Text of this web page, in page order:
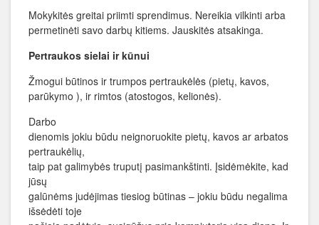
Mokykitės greitai priimti sprendimus. Nereikia vilkinti arba
permetinėti savo darbų kitiems. Jauskitės atsakinga.
Pertraukos sielai ir kūnui
Žmogui būtinos ir trumpos pertraukėlės (pietų, kavos,
parūkymo ), ir rimtos (atostogos, kelionės).
Darbo
dienomis jokiu būdu neignoruokite pietų, kavos ar arbatos
pertraukėlių,
taip pat galimybės truputį pasimankštinti. Įsidėmėkite, kad
jūsų
galūnėms judėjimas tiesiog būtinas – jokiu būdu negalima
išsėdėti toje